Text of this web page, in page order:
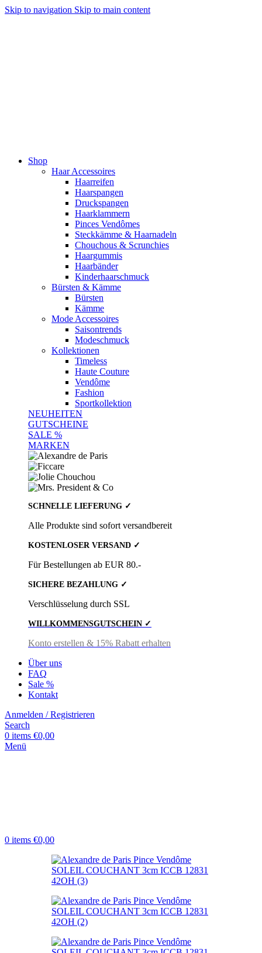
Skip to navigation Skip to main content
Shop
Haar Accessoires
Haarreifen
Haarspangen
Druckspangen
Haarklammern
Pinces Vendômes
Steckkämme & Haarnadeln
Chouchous & Scrunchies
Haargummis
Haarbänder
Kinderhaarschmuck
Bürsten & Kämme
Bürsten
Kämme
Mode Accessoires
Saisontrends
Modeschmuck
Kollektionen
Timeless
Haute Couture
Vendôme
Fashion
Sportkollektion
NEUHEITEN
GUTSCHEINE
SALE %
MARKEN
SCHNELLE LIEFERUNG ✓
Alle Produkte sind sofort versandbereit
KOSTENLOSER VERSAND ✓
Für Bestellungen ab EUR 80.-
SICHERE BEZAHLUNG ✓
Verschlüsselung durch SSL
WILLKOMMENSGUTSCHEIN ✓
Konto erstellen & 15% Rabatt erhalten
Über uns
FAQ
Sale %
Kontakt
Anmelden / Registrieren
Search
0 items €0,00
Menü
0 items €0,00